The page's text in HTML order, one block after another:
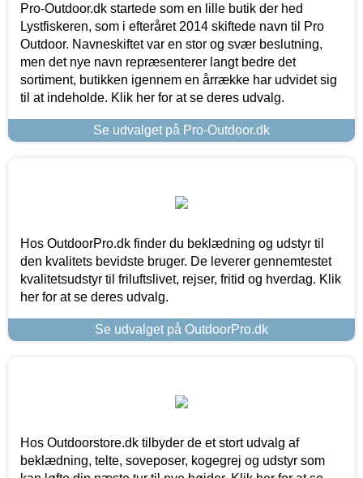
Pro-Outdoor.dk startede som en lille butik der hed
Lystfiskeren, som i efteråret 2014 skiftede navn til Pro
Outdoor. Navneskiftet var en stor og svær beslutning,
men det nye navn repræsenterer langt bedre det
sortiment, butikken igennem en årrække har udvidet sig
til at indeholde. Klik her for at se deres udvalg.
Se udvalget på Pro-Outdoor.dk
Hos OutdoorPro.dk finder du beklædning og udstyr til
den kvalitets bevidste bruger. De leverer gennemtestet
kvalitetsudstyr til friluftslivet, rejser, fritid og hverdag. Klik
her for at se deres udvalg.
Se udvalget på OutdoorPro.dk
Hos Outdoorstore.dk tilbyder de et stort udvalg af
beklædning, telte, soveposer, kogegrej og udstyr som